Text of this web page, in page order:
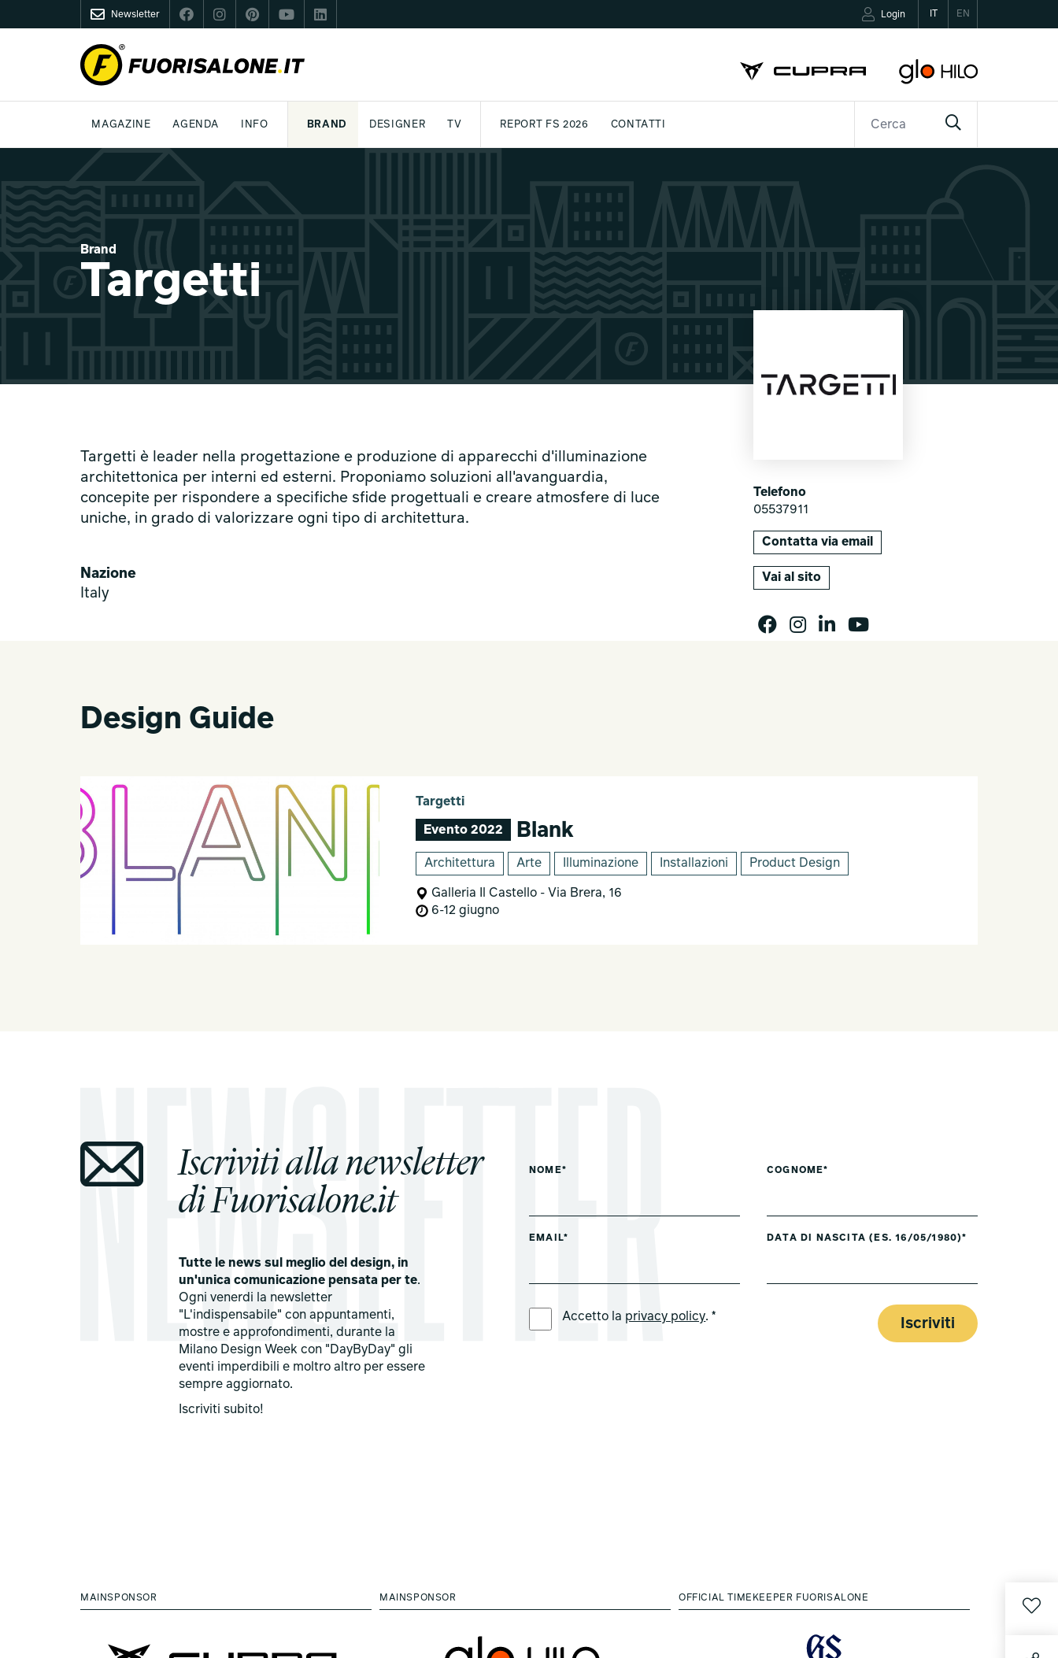
Newsletter EN
Login
MAGAZINE
DESIGN
AGENDA
MILANO DESIGN AGENDA
INFO
COS'È FUORISALONE
BRAND DESIGNER TV REPORT FS 2026 CONTATTI
Brand
Targetti
Targetti è leader nella progettazione e produzione di apparecchi d'illuminazione
architettonica per interni ed esterni. Proponiamo soluzioni all'avanguardia,
concepite per rispondere a specifiche sfide progettuali e creare atmosfere di luce
uniche, in grado di valorizzare ogni tipo di architettura.
Nazione
Italy
Telefono
05537911
Contatta via email
Vai al sito
Design Guide
Targetti
Evento 2022 Blank
Architettura Arte Illuminazione Installazioni Product Design
Galleria Il Castello - Via Brera, 16
6-12 giugno
Iscriviti alla newsletter
di Fuorisalone.it
Tutte le news sul meglio del design, in
un'unica comunicazione pensata per te.
Ogni venerdi la newsletter
"L'indispensabile" con appuntamenti,
mostre e approfondimenti, durante la
Milano Design Week con "DayByDay" gli
eventi imperdibili e moltro altro per essere
sempre aggiornato.
Iscriviti subito!
NOME* COGNOME*
EMAIL* DATA DI NASCITA (ES. 16/05/1980)*
Accetto la privacy policy. * Iscriviti
MAINSPONSOR MAINSPONSOR OFFICIAL TIMEKEEPER FUORISALONE